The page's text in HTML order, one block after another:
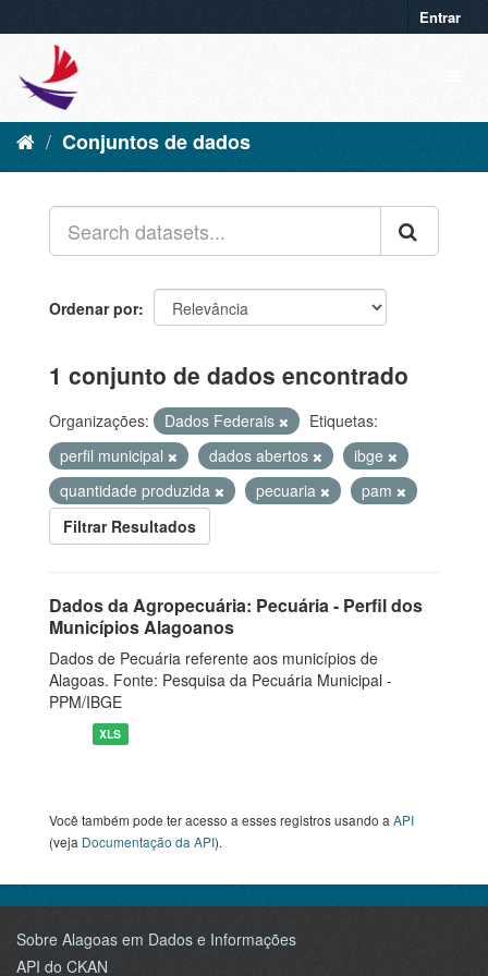
Entrar
Conjuntos de dados
Ordenar por
1 conjunto de dados encontrado
Organizações: Dados Federais
Etiquetas:
perfil municipal
dados abertos
ibge
quantidade produzida
pecuaria
pam
Filtrar Resultados
Dados da Agropecuária: Pecuária - Perfil dos
Municípios Alagoanos
Dados de Pecuária referente aos municípios de
Alagoas. Fonte: Pesquisa da Pecuária Municipal -
PPM/IBGE
XLS
Você também pode ter acesso a esses registros usando a API
(veja Documentação da API).
Sobre Alagoas em Dados e Informações
API do CKAN